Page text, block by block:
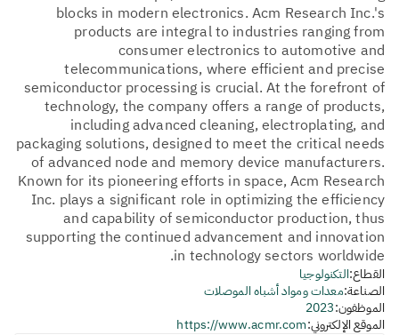
blocks in modern electronics. Acm Research Inc.'s
products are integral to industries ranging from
consumer electronics to automotive and
telecommunications, where efficient and precise
semiconductor processing is crucial. At the forefront of
technology, the company offers a range of products,
including advanced cleaning, electroplating, and
packaging solutions, designed to meet the critical needs
of advanced node and memory device manufacturers.
Known for its pioneering efforts in space, Acm Research
Inc. plays a significant role in optimizing the efficiency
and capability of semiconductor production, thus
supporting the continued advancement and innovation
in technology sectors worldwide.
القطاع:التكنولوجيا
الصناعة:معدات ومواد أشباه الموصلات
الموظفون:2023
الموقع الإلكتروني:https://www.acmr.com